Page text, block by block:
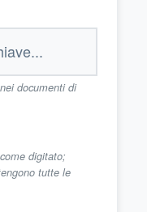
documenti di
digitato;
tutte le